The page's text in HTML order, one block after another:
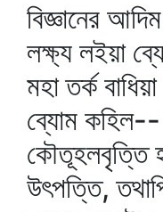
বিজ্ঞানের
লক্ষ্য লইয়া
মহা তর্ক
ব্যোম কহিল--
কৌতূহলবৃত্তি
উৎপত্তি,